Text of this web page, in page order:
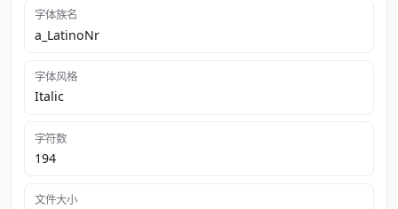
字体族名
a_LatinoNr
字体风格
Italic
字符数
194
文件大小